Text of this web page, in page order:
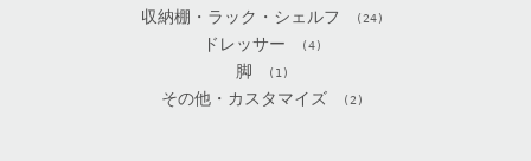
収納棚・ラック・シェルフ (24)
ドレッサー (4)
脚 (1)
その他・カスタマイズ (2)